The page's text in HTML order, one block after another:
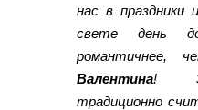
нас в праздники
свете день
романтичнее,
Валентина!
традиционно